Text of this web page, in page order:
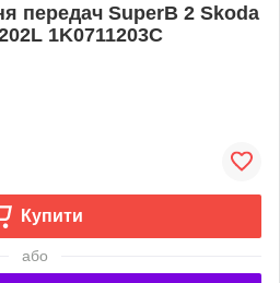
передач SuperB 2 Skoda
1K0711203C
Купити
або